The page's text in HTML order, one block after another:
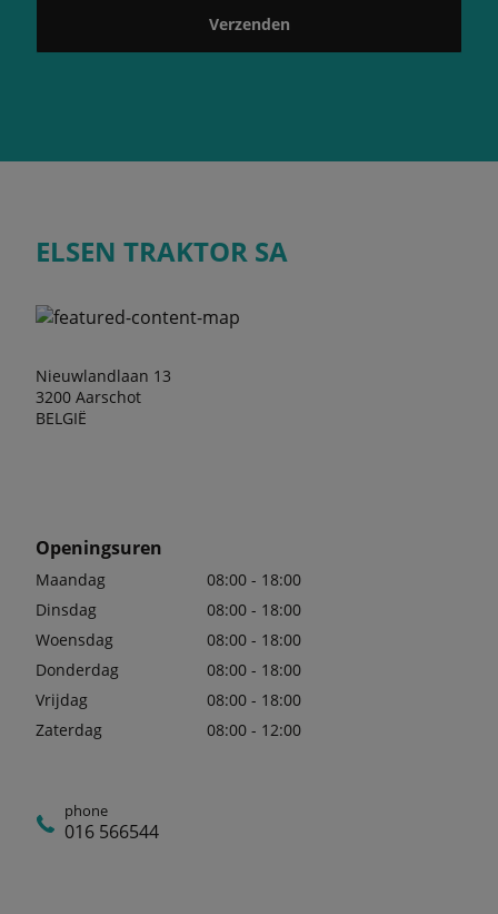
Verzenden
ELSEN TRAKTOR SA
Nieuwlandlaan 13
3200 Aarschot
BELGIË
Openingsuren
Maandag
08:00 - 18:00
Dinsdag
08:00 - 18:00
Woensdag
08:00 - 18:00
Donderdag
08:00 - 18:00
Vrijdag
08:00 - 18:00
Zaterdag
08:00 - 12:00
phone
016 566544